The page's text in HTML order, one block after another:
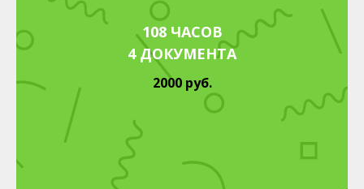
108 ЧАСОВ
4 ДОКУМЕНТА
2000 руб.